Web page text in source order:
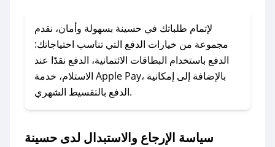
الرسائل الخاصة على تويتر أو البريد الإلكتروني،
وسنقوم بحل المشكلة في أسرع وقت ممكن.
### ماذا أفعل إذا لم أجد كود خصم لمتجري
المفضل؟
في حال عدم توفر كوبونات لمتجرك المفضل، يمكنك
أسرع وقت ممكن.
لإتمام طلباتك في حسينة بسهولة وأمان، نقدم
مجموعة من خيارات الدفع التي تناسب احتياجاتك:
الدفع باستخدام البطاقات الائتمانية، الدفع نقدًا عند
الاستلام، خدمة Apple Pay، بالإضافة إلى إمكانية
الدفع بالتقسيط الشهري.
سياسة الإرجاع والاستبدال لدى حسينة